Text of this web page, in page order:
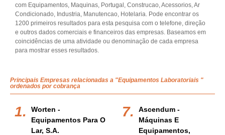
com Equipamentos, Maquinas, Portugal, Construcao, Acessorios, Ar
Condicionado, Industria, Manutencao, Hotelaria. Pode encontrar os
1200 primeiros resultados para esta pesquisa com o telefone, direção
e outros dados comerciais e financeiros das empresas. Baseamos em
coincidências de uma atividade ou denominação de cada empresa
para mostrar esses resultados.
Principais Empresas relacionadas a "Equipamentos Laboratoriais "
ordenados por cobrança
Worten -
Equipamentos Para O
Lar, S.a.
Ascendum -
Máquinas E
Equipamentos,